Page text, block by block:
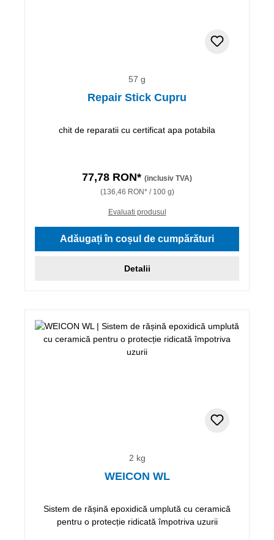
57 g
Repair Stick Cupru
chit de reparatii cu certificat apa potabila
77,78 RON* (inclusiv TVA)
(136,46 RON* / 100 g)
Evaluati produsul
Adăugați în coșul de cumpărături
Detalii
2 kg
WEICON WL
Sistem de rășină epoxidică umplută cu ceramică
pentru o protecție ridicată împotriva uzurii